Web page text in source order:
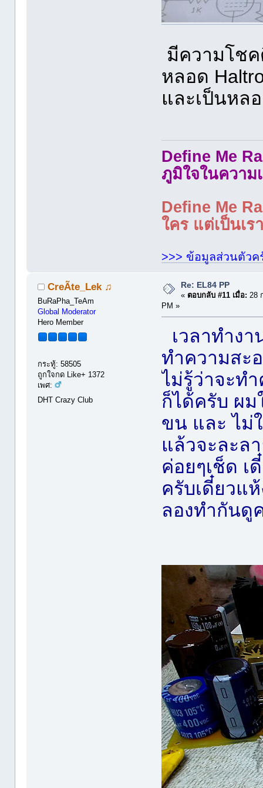
มีความโช
หลอด
และเป็นหล
Define Me
ภูมิใจในความ
Define Me
ใคร แต่เป็นเ
>>> ข้อมูลส่วนตัวค
CreÃte_Lek ♫
BuRaPha_TeAm
Global Moderator
Hero Member
กระทู้: 58505
ถูกใจกด Like+ 1372
เพศ:
DHT Crazy Club
Re: EL84 PP
« ตอบกลับ #11 เมื่อ: 28
PM »
เวลาทำง
ทำความสะ
ไม่รู้ว่าจะท
ก็ได้ครับ ผม
ขน และ ไม่
แล้วจะละล
ค่อยๆเช็ด เ
ครับเดี๋ยวแ
ลองทำกันดู